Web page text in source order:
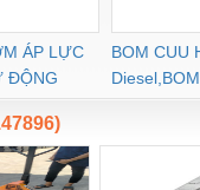
ÁP LỰC
ĐỘNG
BOM CUU
Diesel,BOM
CHUA